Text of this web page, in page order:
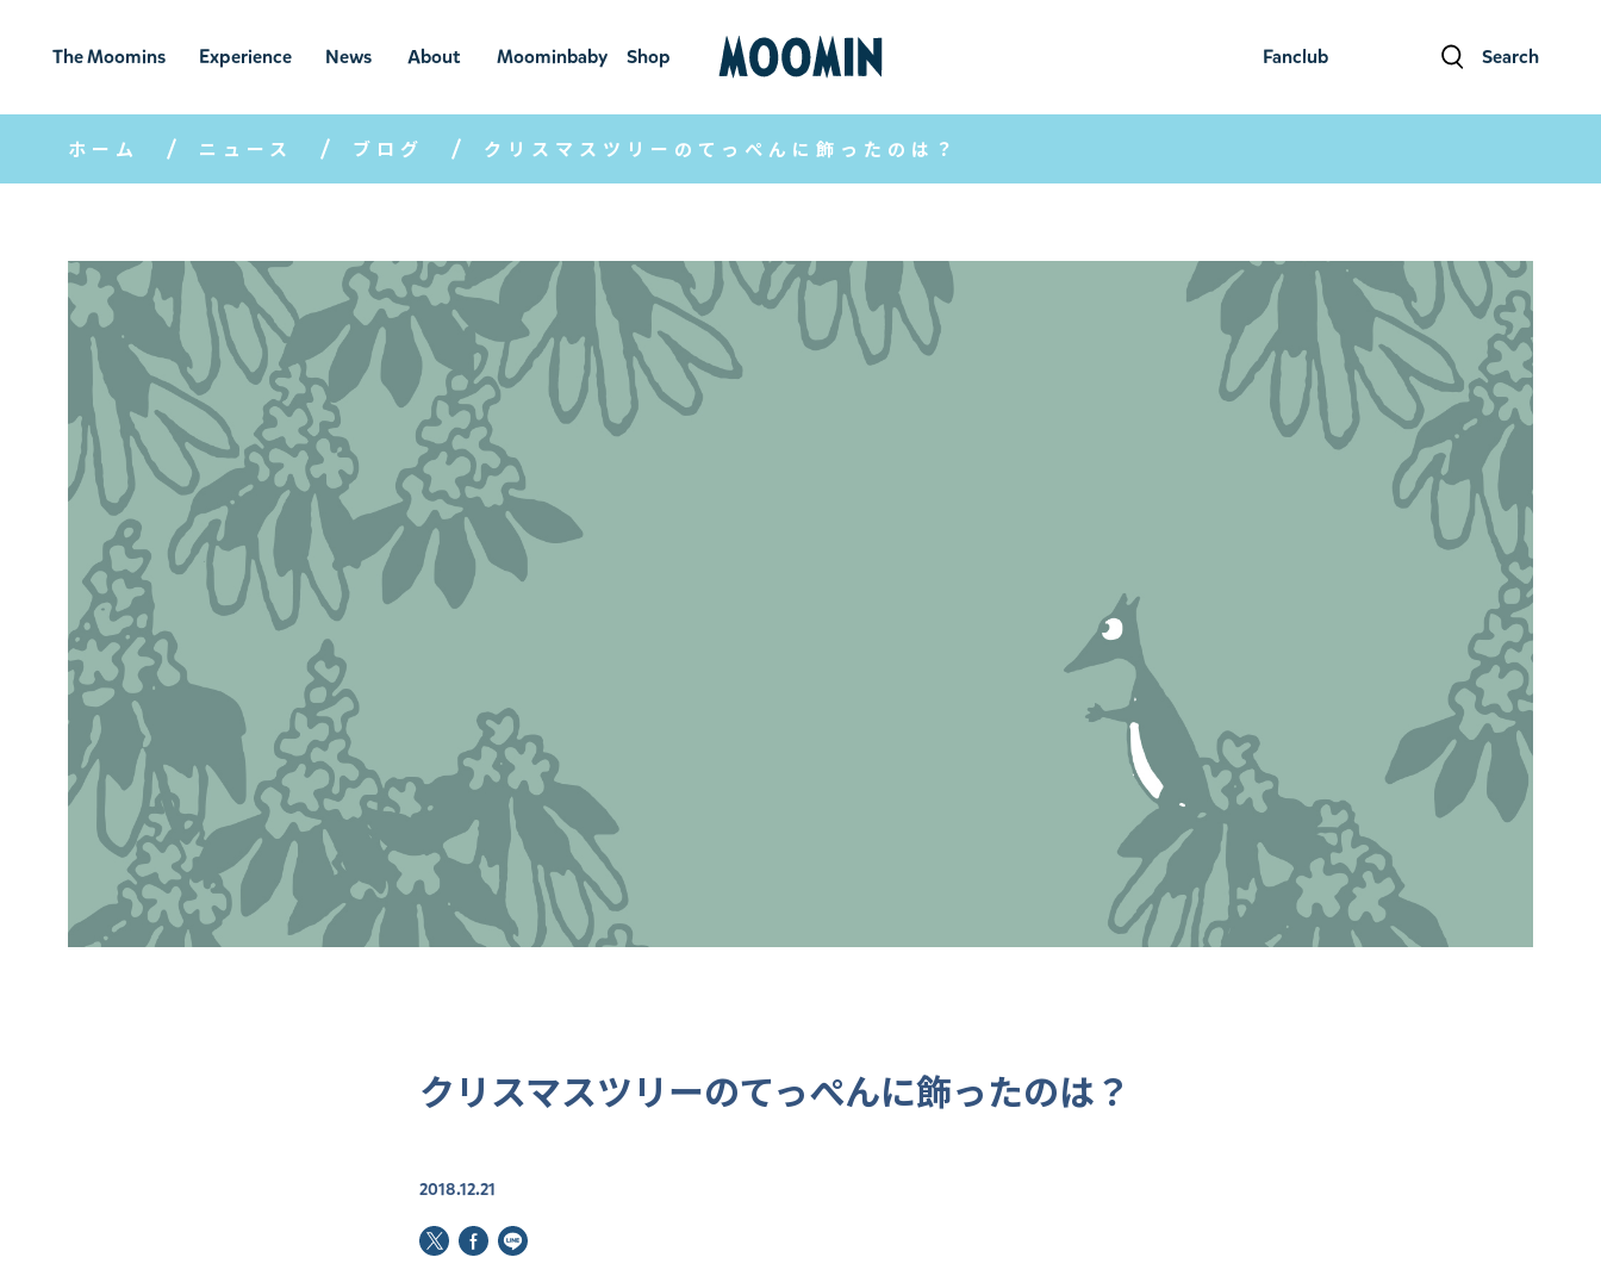
Fanclub Search
The Moomins
ムーミンの
世界
Experience
ムーミンの世
界を楽しむ
News
ニュ
ース
About
ムーミン
について
Moominbaby
ムーミンベ
ビー
Shop
ショ
ップ
ホーム ニュース ブログ クリスマスツリーのてっぺんに飾ったのは？
クリスマスツリーのてっぺんに飾ったのは？
2018.12.21